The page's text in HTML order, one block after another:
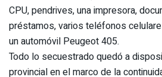
CPU, pendrives, una impresora,
préstamos, varios teléfonos
un automóvil Peugeot 405.
Todo lo secuestrado quedó a
provincial en el marco de la